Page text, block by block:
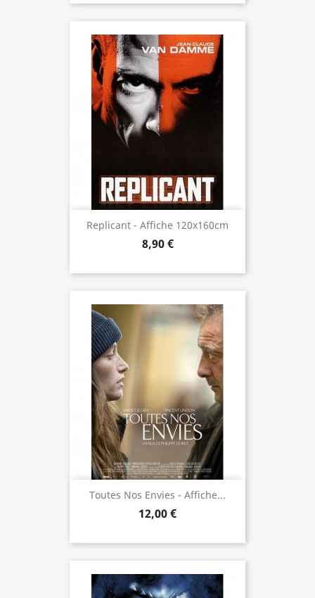
Replicant - Affiche 120x160cm
8,90 €
Toutes Nos Envies - Affiche...
12,00 €